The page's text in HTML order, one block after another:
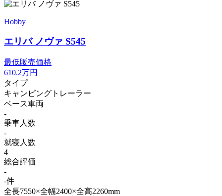
Hobby
エリバ ノヴァ S545
最低販売価格
610.2万円
タイプ
キャンピングトレーラー
ベース車両
-
乗車人数
-
就寝人数
4
総合評価
-
-件
全長7550×全幅2400×全高2260mm